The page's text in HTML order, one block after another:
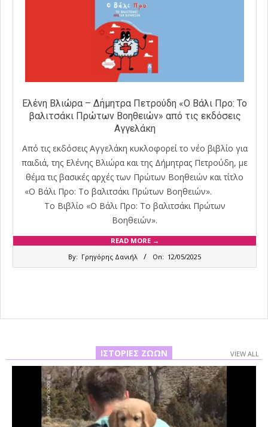
Ελένη Βλιώρα – Δήμητρα Πετρούδη «Ο Βάλι Προ: Το
βαλιτσάκι Πρώτων Βοηθειών» από τις εκδόσεις
Αγγελάκη
Από τις εκδόσεις Αγγελάκη κυκλοφορεί το νέο βιβλίο για
παιδιά, της Ελένης Βλιώρα και της Δήμητρας Πετρούδη, με
θέμα τις βασικές αρχές των Πρώτων Βοηθειών και τίτλο
«Ο Βάλι Προ: Το βαλιτσάκι Πρώτων Βοηθειών».
Το Βιβλίο «Ο Βάλι Προ: Το βαλιτσάκι Πρώτων
Βοηθειών».
READ MORE →
By: Γρηγόρης Δανιήλ On: 12/05/2025
ΙΣΤΟΡΊΕΣ ΖΏΩΝ VIEW ALL